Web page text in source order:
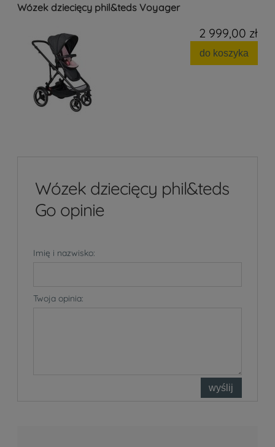
Wózek dziecięcy phil&teds Voyager
2 999,00 zł
do koszyka
Wózek dziecięcy phil&teds
Go opinie
Imię i nazwisko:
Twoja opinia:
wyślij